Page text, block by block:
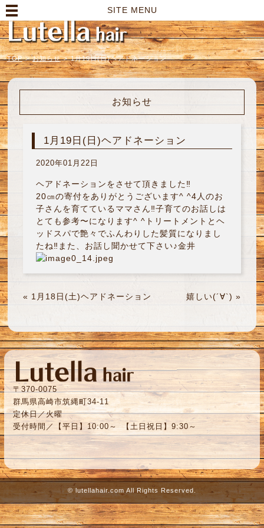
SITE MENU
TOP > お知らせ > 1月19日(日)ヘアドネーション
お知らせ
1月19日(日)ヘアドネーション
2020年01月22日
ヘアドネーションをさせて頂きました‼︎
20㎝の寄付をありがとうございます^ ^4人のお
子さんを育てているママさん‼︎子育てのお話しは
とても参考〜になります^ ^トリートメントとヘ
ッドスパで艶々でふんわりした髪質になりまし
たね‼︎また、お話し聞かせて下さい♪金井
« 1月18日(土)ヘアドネーション 嬉しい(´∀`) »
〒370-0075
群馬県高崎市筑縄町34-11
定休日／火曜
受付時間／【平日】10:00～ 【土日祝日】9:30～
© lutellahair.com All Rights Reserved.